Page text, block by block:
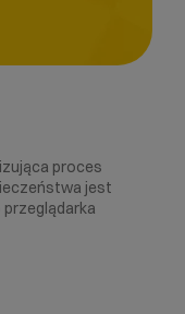
proces
jest